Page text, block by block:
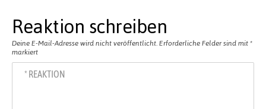
Reaktion schreiben
Deine E-Mail-Adresse wird nicht veröffentlicht. Erforderliche Felder sind mit *
markiert